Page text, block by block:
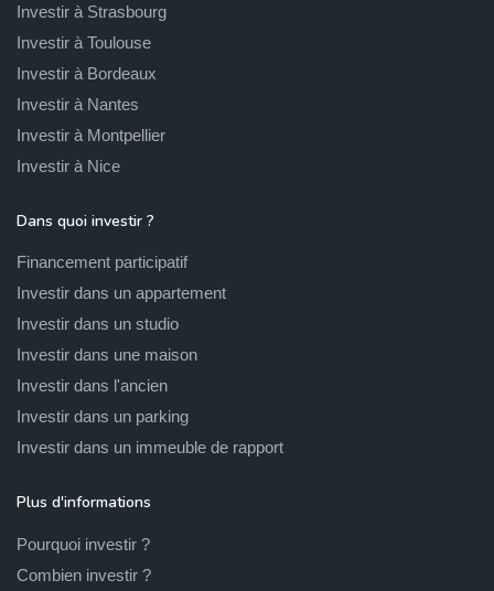
Investir à Strasbourg
Investir à Toulouse
Investir à Bordeaux
Investir à Nantes
Investir à Montpellier
Investir à Nice
Dans quoi investir ?
Financement participatif
Investir dans un appartement
Investir dans un studio
Investir dans une maison
Investir dans l'ancien
Investir dans un parking
Investir dans un immeuble de rapport
Plus d'informations
Pourquoi investir ?
Combien investir ?